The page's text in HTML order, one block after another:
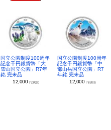
国立公園制度100周年
記念千円銀貨幣「大
雪山国立公園」R7年
銘 完未品
12,000 円(税別)
国立公園制度100周年
記念千円銀貨幣「中
部山岳国立公園」R7
年銘 完未品
12,000 円(税別)